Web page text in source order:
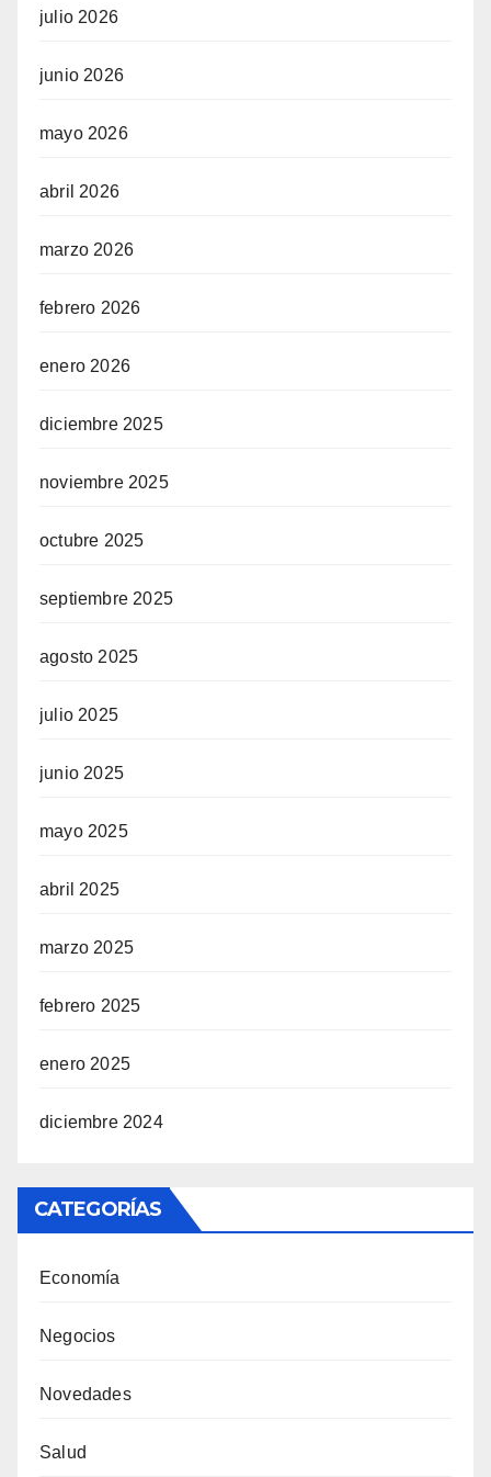
julio 2026
junio 2026
mayo 2026
abril 2026
marzo 2026
febrero 2026
enero 2026
diciembre 2025
noviembre 2025
octubre 2025
septiembre 2025
agosto 2025
julio 2025
junio 2025
mayo 2025
abril 2025
marzo 2025
febrero 2025
enero 2025
diciembre 2024
CATEGORÍAS
Economía
Negocios
Novedades
Salud